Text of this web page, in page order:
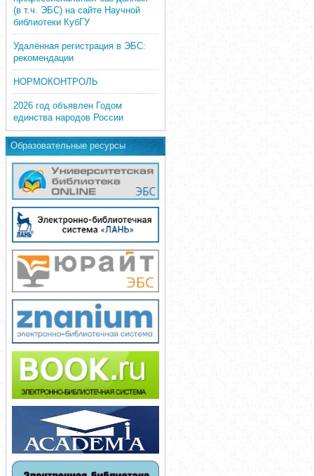
(в т.ч. ЭБС) на сайте Научной
библиотеки КубГУ
Удалённая регистрация в ЭБС:
рекомендации
НОРМОКОНТРОЛЬ
2026 год объявлен Годом
единства народов России
Образовательные ресурсы